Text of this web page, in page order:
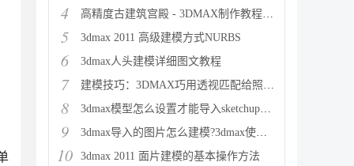
4 高精度古建筑宫殿 - 3DMAX制作教程(一)
5 3dmax 2011 高级建模方式NURBS
6 3dmax人头建模详细图文教程
7 建模技巧：3DMAX巧用透视匹配给照片建模
8 3dmax模型怎么设置才能导入sketchup草图大师?
9 3dmax导入的图片怎么建模?3dmax使用外部图片建模的详
10 3dmax 2011 面片建模的基本操作方法